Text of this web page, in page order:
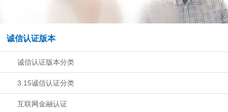
诚信认证版本
诚信认证版本分类
3.15诚信认证分类
互联网金融认证